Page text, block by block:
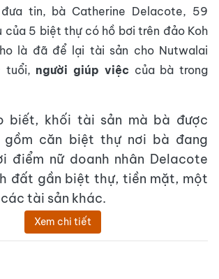
đưa tin, bà Catherine Delacote, 59
của 5 biệt thự có hồ bơi trên đảo Koh
là đã để lại tài sản cho Nutwalai
tuổi, người giúp việc của bà trong
biết, khối tài sản mà bà được
căn biệt thự nơi bà đang
điểm nữ doanh nhân Delacote
đất gần biệt thự, tiền mặt, một
tài sản khác.
Xem chi tiết